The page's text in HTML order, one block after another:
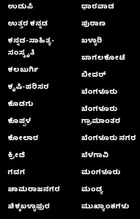
ಉಡುಪಿ
ಉತ್ತರ ಕನ್ನಡ
ಕನ್ನಡ-ಸಾಹಿತ್ಯ-
ಸಂಸ್ಕೃತಿ
ಕಲಬುರ್ಗಿ
ಕೃಷಿ-ಪರಿಸರ
ಕೊಡಗು
ಕೊಪ್ಪಳ
ಕೋಲಾರ
ಕ್ರೀಡೆ
ಗದಗ
ಚಾಮರಾಜನಗರ
ಚಿಕ್ಕಬಳ್ಳಾಫುರ
ಧಾರವಾಡ
ಪುರಾಣ
ಬಳ್ಳಾರಿ
ಬಾಗಲಕೋಟೆ
ಬೀದರ್
ಬೆಂಗಳೂರು
ಬೆಂಗಳೂರು
ಗ್ರಾಮಾಂತರ
ಬೆಂಗಳೂರು ನಗರ
ಬೆಳಗಾವಿ
ಮಂಗಳೂರು
ಮಂಡ್ಯ
ಮುಖ್ಯಾಂಶಗಳು